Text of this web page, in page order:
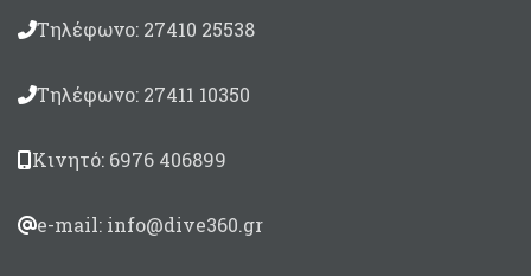
Τηλέφωνο: 27410 25538
Τηλέφωνο: 27411 10350
Κινητό: 6976 406899
e-mail: info@dive360.gr